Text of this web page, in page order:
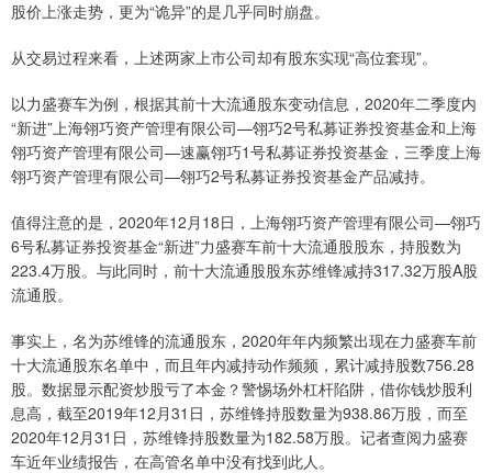
股价上涨走势，更为“诡异”的是几乎同时崩盘。
从交易过程来看，上述两家上市公司却有股东实现“高位套现”。
以力盛赛车为例，根据其前十大流通股东变动信息，2020年二季度内
“新进”上海翎巧资产管理有限公司—翎巧2号私募证券投资基金和上海
翎巧资产管理有限公司—速赢翎巧1号私募证券投资基金，三季度上海
翎巧资产管理有限公司—翎巧2号私募证券投资基金产品减持。
值得注意的是，2020年12月18日，上海翎巧资产管理有限公司—翎巧
6号私募证券投资基金“新进”力盛赛车前十大流通股股东，持股数为
223.4万股。与此同时，前十大流通股股东苏维锋减持317.32万股A股
流通股。
事实上，名为苏维锋的流通股东，2020年年内频繁出现在力盛赛车前
十大流通股东名单中，而且年内减持动作频频，累计减持股数756.28
股。数据显示配资炒股亏了本金？警惕场外杠杆陷阱，借你钱炒股利
息高，截至2019年12月31日，苏维锋持股数量为938.86万股，而至
2020年12月31日，苏维锋持股数量为182.58万股。记者查阅力盛赛
车近年业绩报告，在高管名单中没有找到此人。